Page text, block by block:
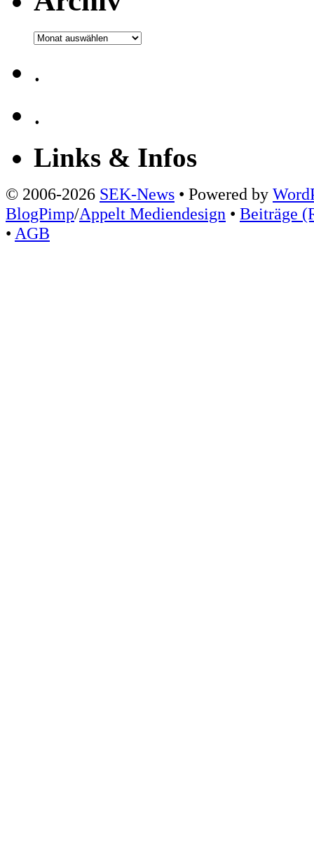
Archiv
.
.
Links & Infos
© 2006-2026 SEK-News • Powered by
BlogPimp/Appelt Mediendesign • Beiträge
• AGB